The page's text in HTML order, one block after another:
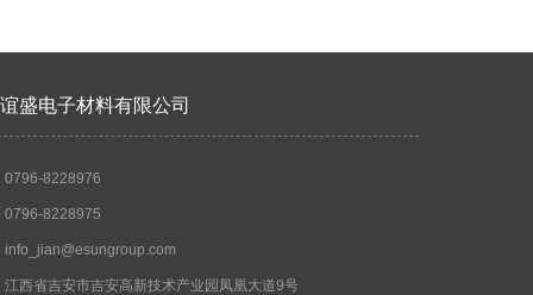
盛电子材料有限公司
0796-8228976
0796-8228975
info_jian@esungroup.com
江西省吉安市吉安高新技术产业园凤凰大道9号